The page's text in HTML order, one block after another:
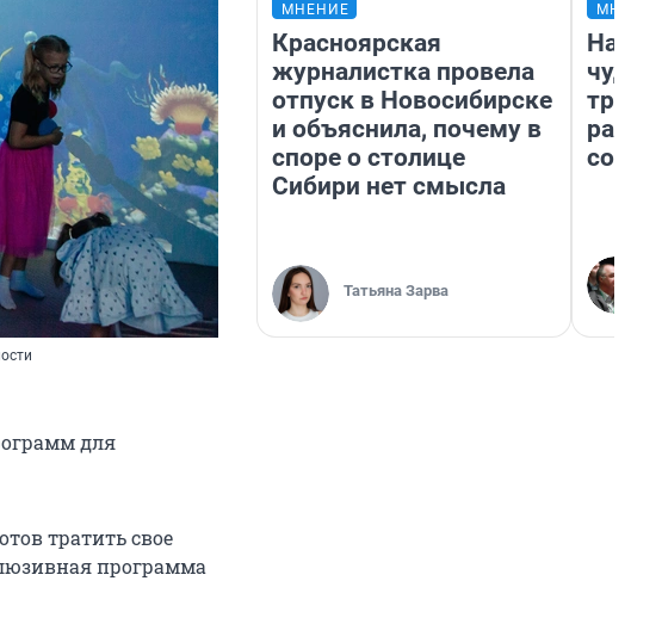
для
тратить свое
программа
МНЕНИЕ
Красноярская
журналистка провела
отпуск в Новосибирске
и объяснила, почему в
споре о столице
Сибири нет смысла
Татьяна Зарва